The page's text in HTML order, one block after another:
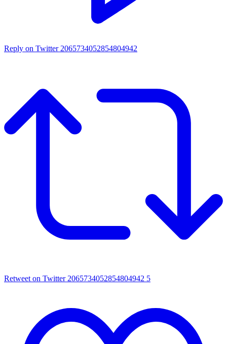
Reply on Twitter 2065734052854804942
Retweet on Twitter 2065734052854804942 5